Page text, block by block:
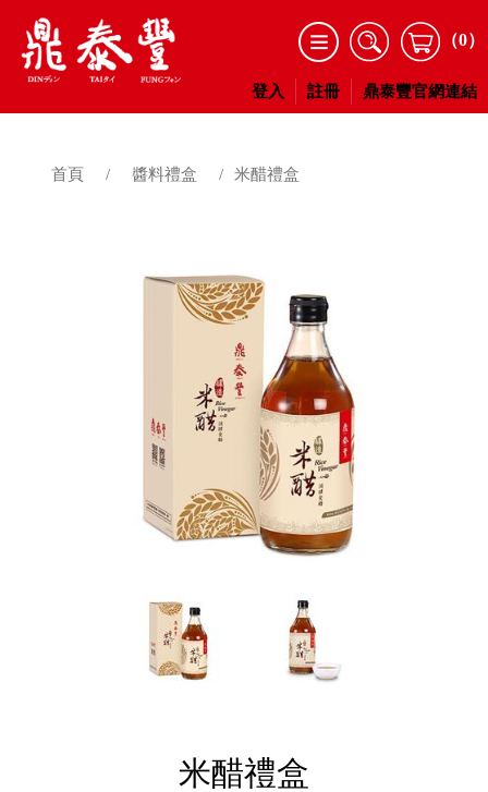
（0）
登入 註冊 鼎泰豐官網連結
首頁 / 醬料禮盒 / 米醋禮盒
米醋禮盒